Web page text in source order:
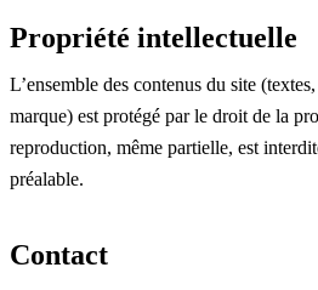
Propriété intellectuelle
L’ensemble des contenus du site
marque) est protégé par le droit de la
reproduction, même partielle, est
préalable.
Contact